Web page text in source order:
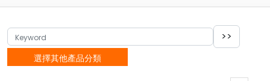
選擇其他產品分類